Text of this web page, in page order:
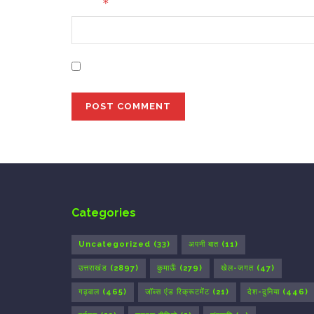
*
Categories
Uncategorized (33) अपनी बात (11)
उत्तराखंड (2897) कुमाऊँ (279) खेल-जगत (47)
गढ़वाल (465) जॉब्स एंड रिक्रूटमेंट (21) देश-दुनिया (446)